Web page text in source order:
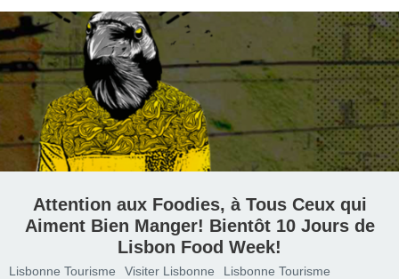
Attention aux Foodies, à Tous Ceux qui
Aiment Bien Manger! Bientôt 10 Jours de
Lisbon Food Week!
Lisbonne Tourisme Visiter Lisbonne
Lisbonne Tourisme